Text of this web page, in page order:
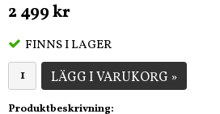
2 499 kr
FINNS I LAGER
LÄGG I VARUKORG »
Produktbeskrivning: